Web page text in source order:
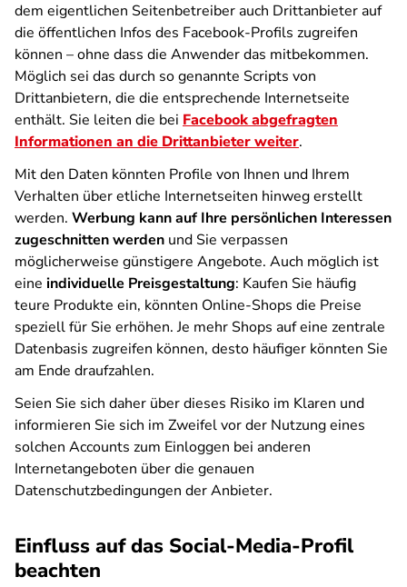
dem eigentlichen Seitenbetreiber auch Drittanbieter auf
die öffentlichen Infos des Facebook-Profils zugreifen
können – ohne dass die Anwender das mitbekommen.
Möglich sei das durch so genannte Scripts von
Drittanbietern, die die entsprechende Internetseite
enthält. Sie leiten die bei Facebook abgefragten
Informationen an die Drittanbieter weiter.
Mit den Daten könnten Profile von Ihnen und Ihrem
Verhalten über etliche Internetseiten hinweg erstellt
werden. Werbung kann auf Ihre persönlichen Interessen
zugeschnitten werden und Sie verpassen
möglicherweise günstigere Angebote. Auch möglich ist
eine individuelle Preisgestaltung: Kaufen Sie häufig
teure Produkte ein, könnten Online-Shops die Preise
speziell für Sie erhöhen. Je mehr Shops auf eine zentrale
Datenbasis zugreifen können, desto häufiger könnten Sie
am Ende draufzahlen.
Seien Sie sich daher über dieses Risiko im Klaren und
informieren Sie sich im Zweifel vor der Nutzung eines
solchen Accounts zum Einloggen bei anderen
Internetangeboten über die genauen
Datenschutzbedingungen der Anbieter.
Einfluss auf das Social-Media-Profil
beachten